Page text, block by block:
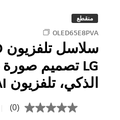
منقطع
OLED65E8PVA
الذكي، تلفزيون w/ThinQ AI
(0)